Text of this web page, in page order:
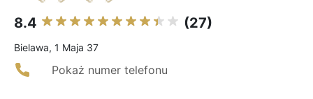
8.4 (27)
Bielawa, 1 Maja 37
Pokaż numer telefonu